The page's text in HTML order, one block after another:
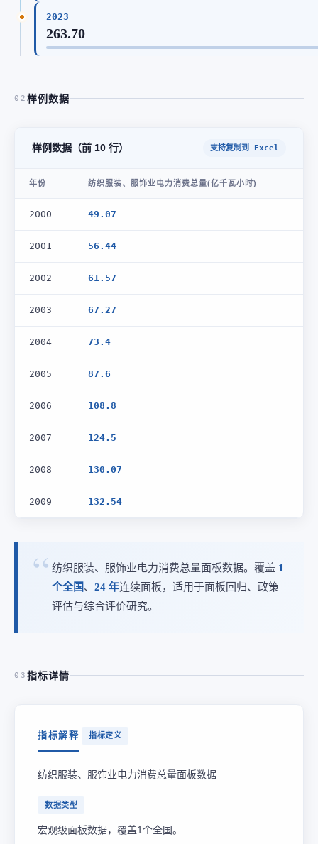
2023
263.70
02 样例数据
样例数据（前 10 行） 支持复制到 Excel
年份 纺织服装、服饰业电力消费总量(亿千瓦小时)
2000 49.07
2001 56.44
2002 61.57
2003 67.27
2004 73.4
2005 87.6
2006 108.8
2007 124.5
2008 130.07
2009 132.54
纺织服装、服饰业电力消费总量面板数据。覆盖 1
个全国、 24 年连续面板，适用于面板回归、政策
评估与综合评价研究。
03 指标详情
指标解释 指标定义
纺织服装、服饰业电力消费总量面板数据
数据类型
宏观级面板数据，覆盖1个全国。